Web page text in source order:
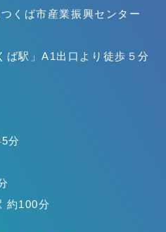
つくば市産業振興センター
ば駅」A1出口より徒歩５分
分
約100分